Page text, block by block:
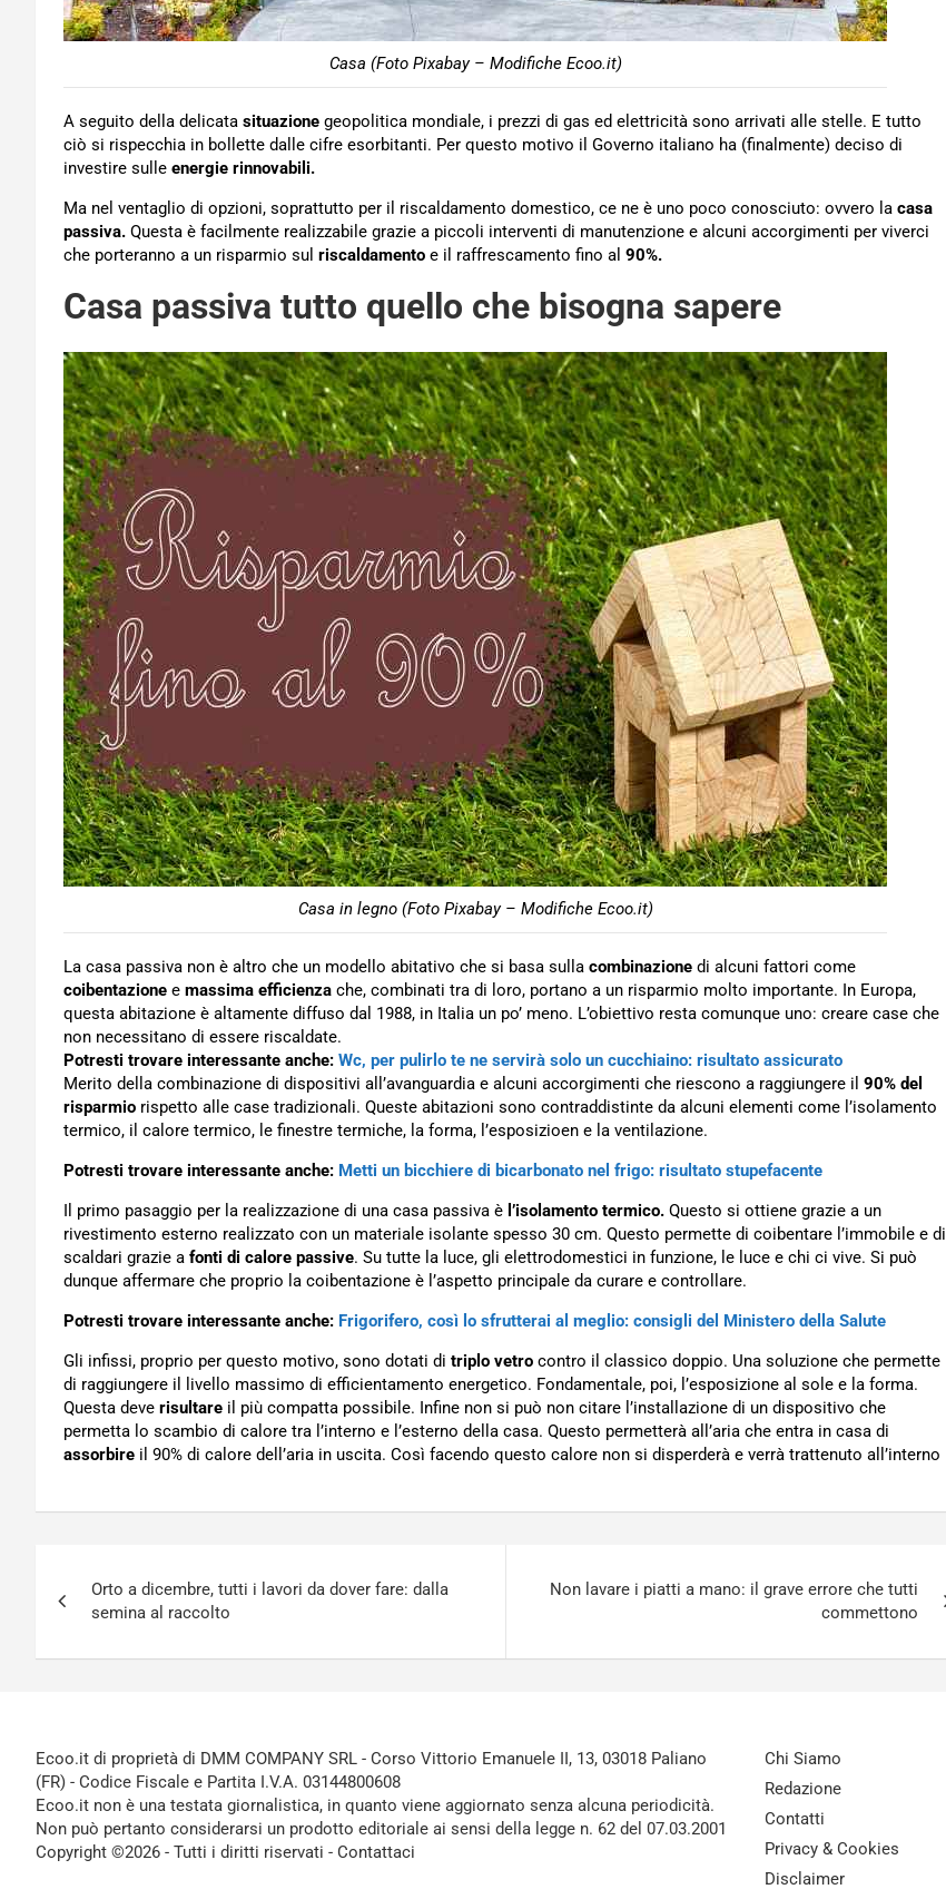
Casa (Foto Pixabay – Modifiche Ecoo.it)
A seguito della delicata situazione geopolitica mondiale, i prezzi di gas ed elettricità sono arrivati alle stelle. E tutto
ciò si rispecchia in bollette dalle cifre esorbitanti. Per questo motivo il Governo italiano ha (finalmente) deciso di
investire sulle energie rinnovabili.
Ma nel ventaglio di opzioni, soprattutto per il riscaldamento domestico, ce ne è uno poco conosciuto: ovvero la casa
passiva. Questa è facilmente realizzabile grazie a piccoli interventi di manutenzione e alcuni accorgimenti per viverci
che porteranno a un risparmio sul riscaldamento e il raffrescamento fino al 90%.
Casa passiva tutto quello che bisogna sapere
Casa in legno (Foto Pixabay – Modifiche Ecoo.it)
La casa passiva non è altro che un modello abitativo che si basa sulla combinazione di alcuni fattori come
coibentazione e massima efficienza che, combinati tra di loro, portano a un risparmio molto importante. In Europa,
questa abitazione è altamente diffuso dal 1988, in Italia un po’ meno. L’obiettivo resta comunque uno: creare case che
non necessitano di essere riscaldate.
Potresti trovare interessante anche: Wc, per pulirlo te ne servirà solo un cucchiaino: risultato assicurato
Merito della combinazione di dispositivi all’avanguardia e alcuni accorgimenti che riescono a raggiungere il 90% del
risparmio rispetto alle case tradizionali. Queste abitazioni sono contraddistinte da alcuni elementi come l’isolamento
termico, il calore termico, le finestre termiche, la forma, l’esposizioen e la ventilazione.
Potresti trovare interessante anche: Metti un bicchiere di bicarbonato nel frigo: risultato stupefacente
Il primo pasaggio per la realizzazione di una casa passiva è l’isolamento termico. Questo si ottiene grazie a un
rivestimento esterno realizzato con un materiale isolante spesso 30 cm. Questo permette di coibentare l’immobile e di
scaldari grazie a fonti di calore passive. Su tutte la luce, gli elettrodomestici in funzione, le luce e chi ci vive. Si può
dunque affermare che proprio la coibentazione è l’aspetto principale da curare e controllare.
Potresti trovare interessante anche: Frigorifero, così lo sfrutterai al meglio: consigli del Ministero della Salute
Gli infissi, proprio per questo motivo, sono dotati di triplo vetro contro il classico doppio. Una soluzione che permette
di raggiungere il livello massimo di efficientamento energetico. Fondamentale, poi, l’esposizione al sole e la forma.
Questa deve risultare il più compatta possibile. Infine non si può non citare l’installazione di un dispositivo che
permetta lo scambio di calore tra l’interno e l’esterno della casa. Questo permetterà all’aria che entra in casa di
assorbire il 90% di calore dell’aria in uscita. Così facendo questo calore non si disperderà e verrà trattenuto all’interno
articoli
Orto a dicembre, tutti i lavori da dover fare: dalla
semina al raccolto
Non lavare i piatti a mano: il grave errore che tutti
commettono
Ecoo.it di proprietà di DMM COMPANY SRL - Corso Vittorio Emanuele II, 13, 03018 Paliano
(FR) - Codice Fiscale e Partita I.V.A. 03144800608
Ecoo.it non è una testata giornalistica, in quanto viene aggiornato senza alcuna periodicità.
Non può pertanto considerarsi un prodotto editoriale ai sensi della legge n. 62 del 07.03.2001
Copyright ©2026 - Tutti i diritti riservati - Contattaci
Chi Siamo
Redazione
Contatti
Privacy & Cookies
Disclaimer